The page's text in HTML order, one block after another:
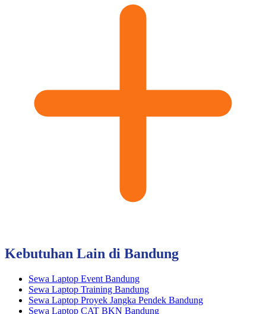
Kebutuhan Lain di Bandung
Sewa Laptop Event Bandung
Sewa Laptop Training Bandung
Sewa Laptop Proyek Jangka Pendek Bandung
Sewa Laptop CAT BKN Bandung